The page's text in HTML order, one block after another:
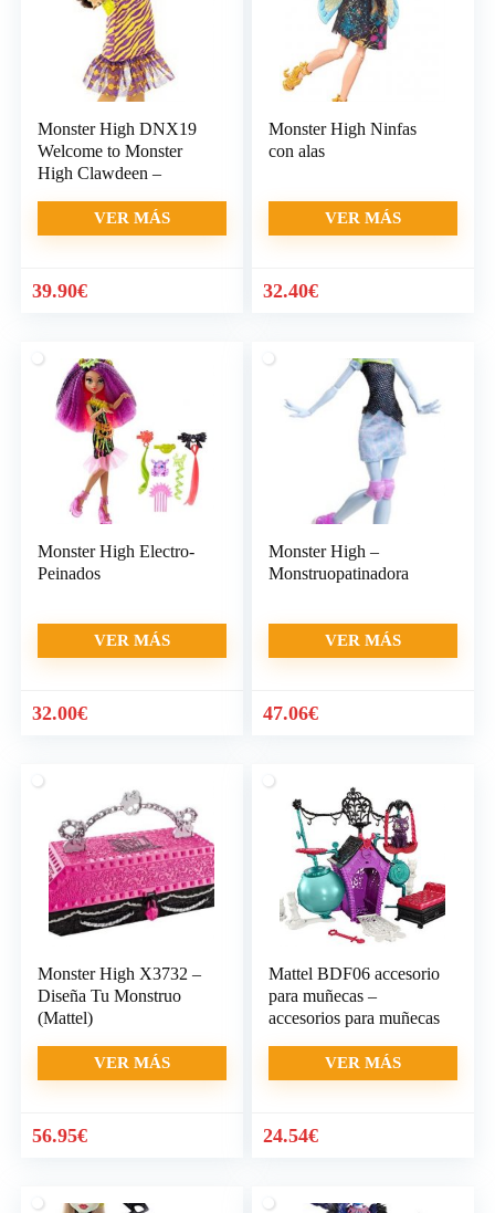
Monster High DNX19
Welcome to Monster
High Clawdeen –
VER MÁS
39.90€
Monster High Ninfas
con alas
VER MÁS
32.40€
Monster High Electro-
Peinados
VER MÁS
32.00€
Monster High –
Monstruopatinadora
VER MÁS
47.06€
Monster High X3732 –
Diseña Tu Monstruo
(Mattel)
VER MÁS
56.95€
Mattel BDF06 accesorio
para muñecas –
accesorios para muñecas
VER MÁS
24.54€